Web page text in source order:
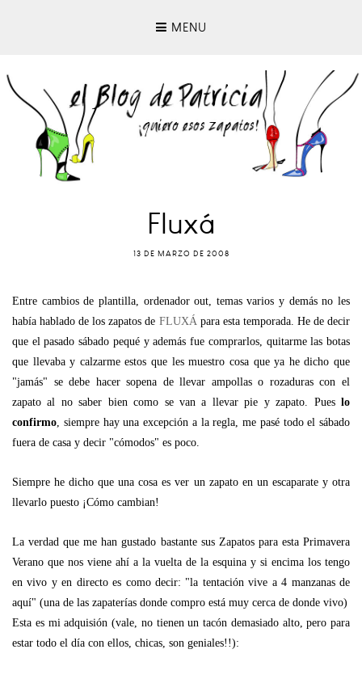
MENU
Fluxá
13 DE MARZO DE 2008
Entre cambios de plantilla, ordenador out, temas varios y demás no les
había hablado de los zapatos de FLUXÁ para esta temporada. He de decir
que el pasado sábado pequé y además fue comprarlos, quitarme las botas
que llevaba y calzarme estos que les muestro cosa que ya he dicho que
"jamás" se debe hacer sopena de llevar ampollas o rozaduras con el
zapato al no saber bien como se van a llevar pie y zapato. Pues lo
confirmo , siempre hay una excepción a la regla, me pasé todo el sábado
fuera de casa y decir "cómodos" es poco.
Siempre he dicho que una cosa es ver un zapato en un escaparate y otra
llevarlo puesto ¡Cómo cambian!
La verdad que me han gustado bastante sus Zapatos para esta Primavera
Verano que nos viene ahí a la vuelta de la esquina y si encima los tengo
en vivo y en directo es como decir: "la tentación vive a 4 manzanas de
aquí" (una de las zapaterías donde compro está muy cerca de donde vivo)
Esta es mi adquisión (vale, no tienen un tacón demasiado alto, pero para
estar todo el día con ellos, chicas, son geniales!!):